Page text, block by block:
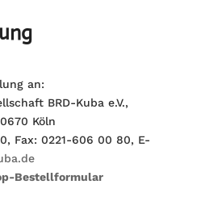
an:
BRD-Kuba e.V.,
Köln
Fax: 0221-606 00 80, E-
Bestellformular